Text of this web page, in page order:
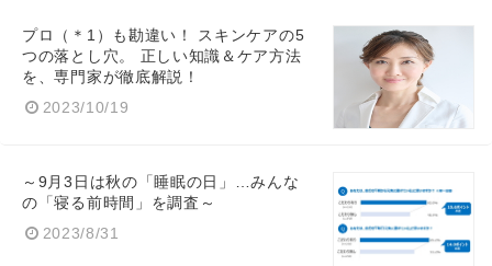
プロ（＊1）も勘違い！ スキンケアの5
つの落とし穴。 正しい知識＆ケア方法
を、専門家が徹底解説！
2023/10/19
～9月3日は秋の「睡眠の日」…みんな
の「寝る前時間」を調査～
2023/8/31